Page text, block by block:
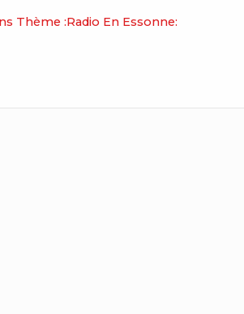
Thème :Radio En Essonne: